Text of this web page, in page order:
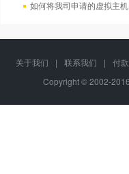
如何将我司申请的虚拟主
关于我们 | 联系我们 |
付
Copyright © 2002-